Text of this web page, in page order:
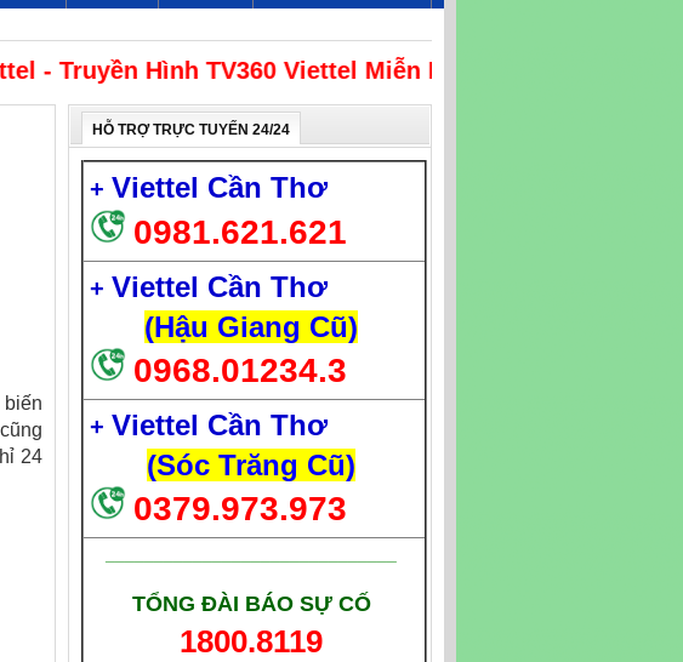
- Truyền Hình TV360 Viettel Miễn Phí
24
HỖ TRỢ TRỰC TUYẾN 24/24
+ Viettel Cần Thơ
0981.621.621
+ Viettel Cần Thơ
(Hậu Giang Cũ)
0968.01234.3
+ Viettel Cần Thơ
(Sóc Trăng Cũ)
0379.973.973
TỔNG ĐÀI BÁO SỰ CỐ
1800.8119